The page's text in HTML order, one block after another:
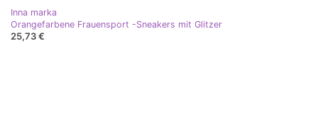
Inna marka
Orangefarbene Frauensport -Sneakers mit Glitzer
25,73 €